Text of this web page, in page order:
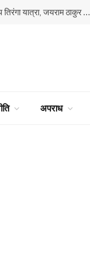
80वें स्वतंत्रता दिवस के उपलक्ष्य में भाजपा की प्रदेश स्तरीय तिरंगा यात्रा, जयराम ठाकुर और सुरेश कश्यप ने किया नेतृत्व
अपराध